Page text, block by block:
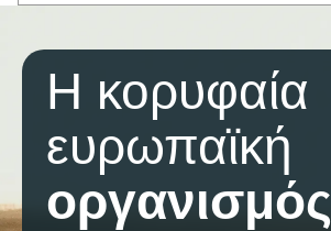
Η κορυφαία
ευρωπαϊκή
οργανισμός